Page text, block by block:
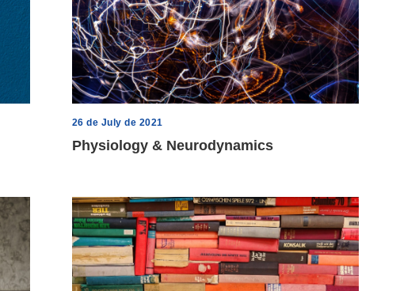
26 de July de 2021
Physiology & Neurodynamics